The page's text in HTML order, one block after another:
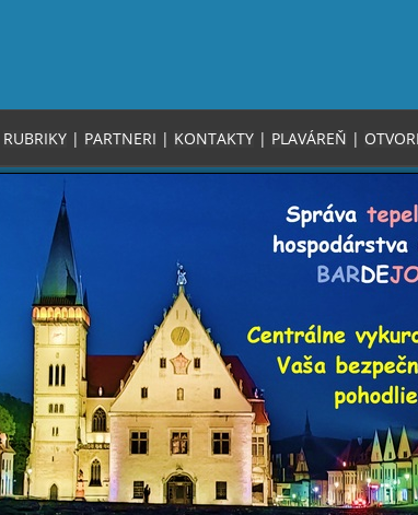
RUBRIKY | PARTNERI | KONTAKTY | PLAVÁREŇ |